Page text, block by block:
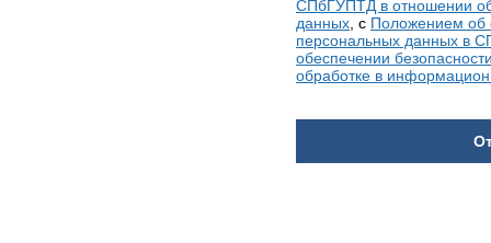
СПбГУПТД в отношении
данных , с Положением об
персональных данных в
обеспечении
обработке в